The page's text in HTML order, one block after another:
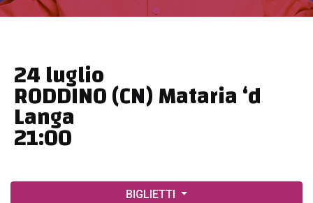
24 luglio
RODDINO (CN) Mataria ‘d
Langa
21:00
BIGLIETTI